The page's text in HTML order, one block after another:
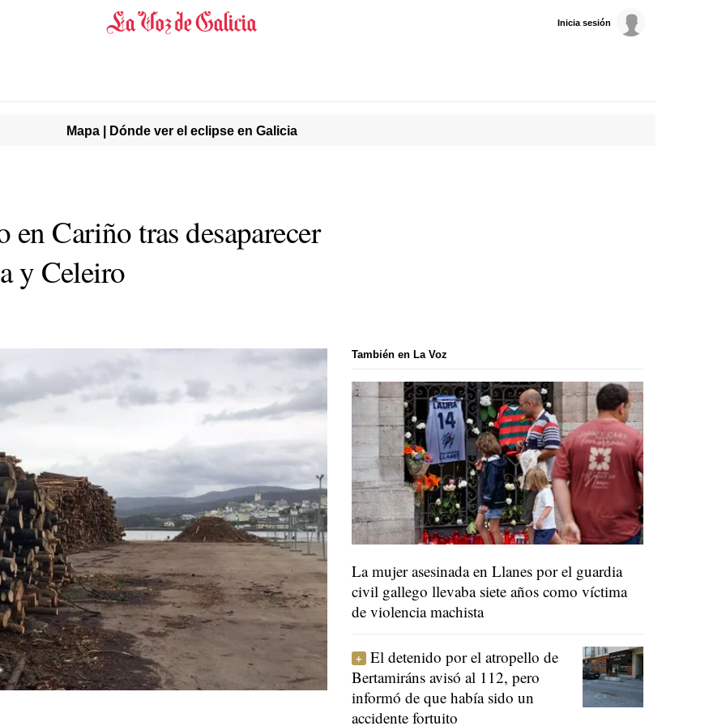
Inicia sesión
Mapa | Dónde ver el eclipse en Galicia
Cariño tras desaparecer
y Celeiro
También en La Voz
La mujer asesinada en Llanes por el guardia
civil gallego llevaba siete años como víctima
de violencia machista
El detenido por el atropello de
Bertamiráns avisó al 112, pero
informó de que había sido un
accidente fortuito